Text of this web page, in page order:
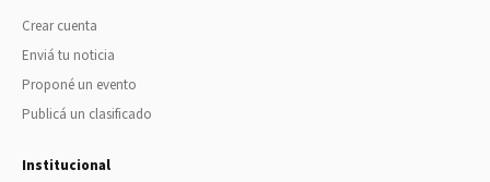
Crear cuenta
Enviá tu noticia
Proponé un evento
Publicá un clasificado
Institucional